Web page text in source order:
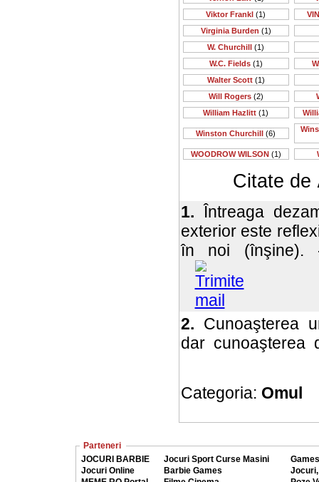
Viktor Frankl (1)
Virginia Burden (1)
W. Churchill (1)
W.C. Fields(1)
Walter Scott(1)
Will Rogers(2)
William Hazlitt (1)
Winston Churchill (6)
WOODROW WILSON(1)
Citate de
1. Întreaga
exterior este
în noi (înşine).
2. Cunoaşterea
dar cunoaşterea
Categoria: Omul
Parteneri
JOCURI BARBIE
Jocuri Sport Curse Masini
Jocuri Online
Barbie Games